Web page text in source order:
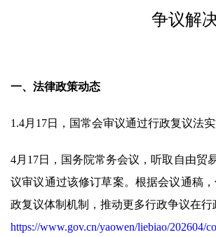
争议解
一、法律政策动态
1.4月17日，国常会审议通过行政复议法
4月17日，国务院常务会议，听取自由贸
议审议通过该修订草案。根据会议通稿
政复议体制机制，推动更多行政争议在
https://www.gov.cn/yaowen/liebiao/202604/